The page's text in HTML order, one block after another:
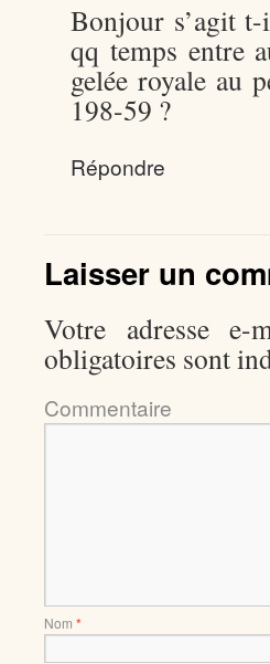
Bonjour s’agit
qq temps entre
gelée royale au
198-59 ?
Répondre
Laisser un
Votre adresse
obligatoires sont
Nom *